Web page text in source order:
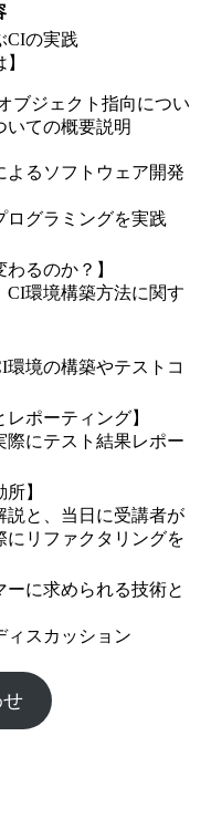
CIの実践
ブジェクト指向につい
いての概要説明
よるソフトウェア開発
ログラミングを実践
るのか？】
CI環境構築方法に関す
境の構築やテストコ
ポーティング】
際にテスト結果レポー
】
説と、当日に受講者が
にリファクタリングを
ーに求められる技術と
ィスカッション